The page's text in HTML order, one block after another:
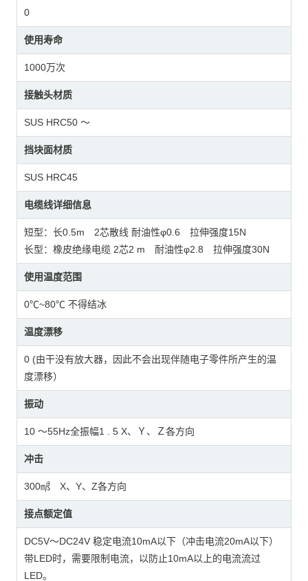
0
使用寿命
1000万次
接触头材质
SUS HRC50 ～
挡块面材质
SUS HRC45
电缆线详细信息
短型：长0.5m 2芯散线 耐油性φ0.6 拉伸强度15N
长型：橡皮绝缘电缆 2芯2 m 耐油性φ2.8 拉伸强度30N
使用温度范围
0℃~80℃ 不得结冰
温度漂移
0 (由干没有放大器，因此不会出现伴随电子零件所产生的温
度漂移）
振动
10 ～55Hz全振幅1 . 5 X、Ｙ、Ｚ各方向
冲击
300㎨ X、Y、Z各方向
接点额定值
DC5V～DC24V 稳定电流10mA以下（冲击电流20mA以下）
带LED时，需要限制电流，以防止10mA以上的电流流过
LED。